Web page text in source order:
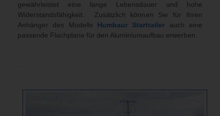
gewährleistet eine lange Lebensdauer und hohe
Widerstandsfähigkeit. Zusätzlich können Sie für Ihren
Anhänger des Modells Humbaur Startrailer auch eine
passende Flachplane für den Aluminiumaufbau erwerben.